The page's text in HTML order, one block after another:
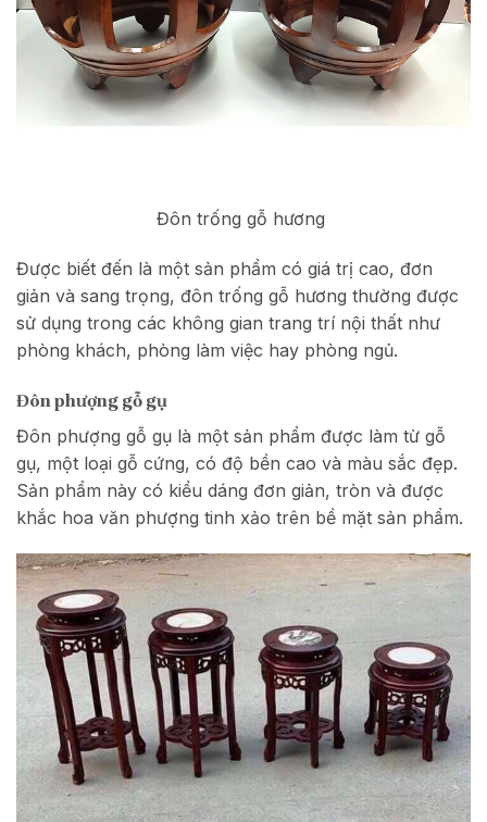
Đôn trống gỗ hương
Được biết đến là một sản phẩm có giá trị cao, đơn
giản và sang trọng, đôn trống gỗ hương thường được
sử dụng trong các không gian trang trí nội thất như
phòng khách, phòng làm việc hay phòng ngủ.
Đôn phượng gỗ gụ
Đôn phượng gỗ gụ là một sản phẩm được làm từ gỗ
gụ, một loại gỗ cứng, có độ bền cao và màu sắc đẹp.
Sản phẩm này có kiểu dáng đơn giản, tròn và được
khắc hoa văn phượng tinh xảo trên bề mặt sản phẩm.